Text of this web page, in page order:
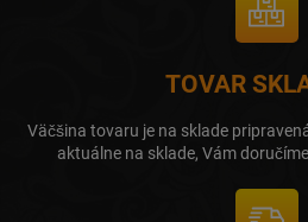
TOVAR
Väčšina tovaru je na sklade
aktuálne na sklade, Vám